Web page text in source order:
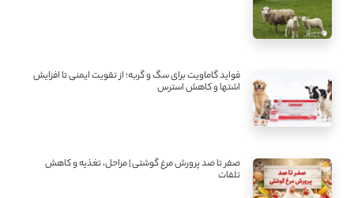
فواید گاماویت برای سگ و گربه؛ از تقویت ایمنی تا افزایش
اشتها و کاهش استرس
صفر تا صد پرورش مرغ گوشتی | مراحل، تغذیه و کاهش
تلفات